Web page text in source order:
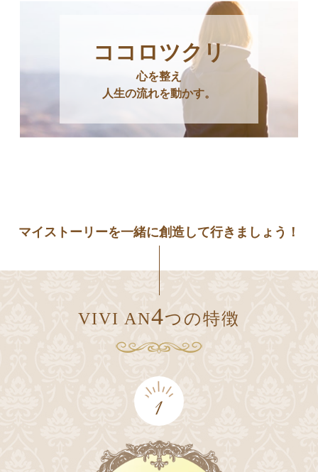
ココロツクリ
心を整え
人生の流れを動かす。
マイストーリーを⼀緒に創造して行きましょう！
VIVI AN4つの特徴
1